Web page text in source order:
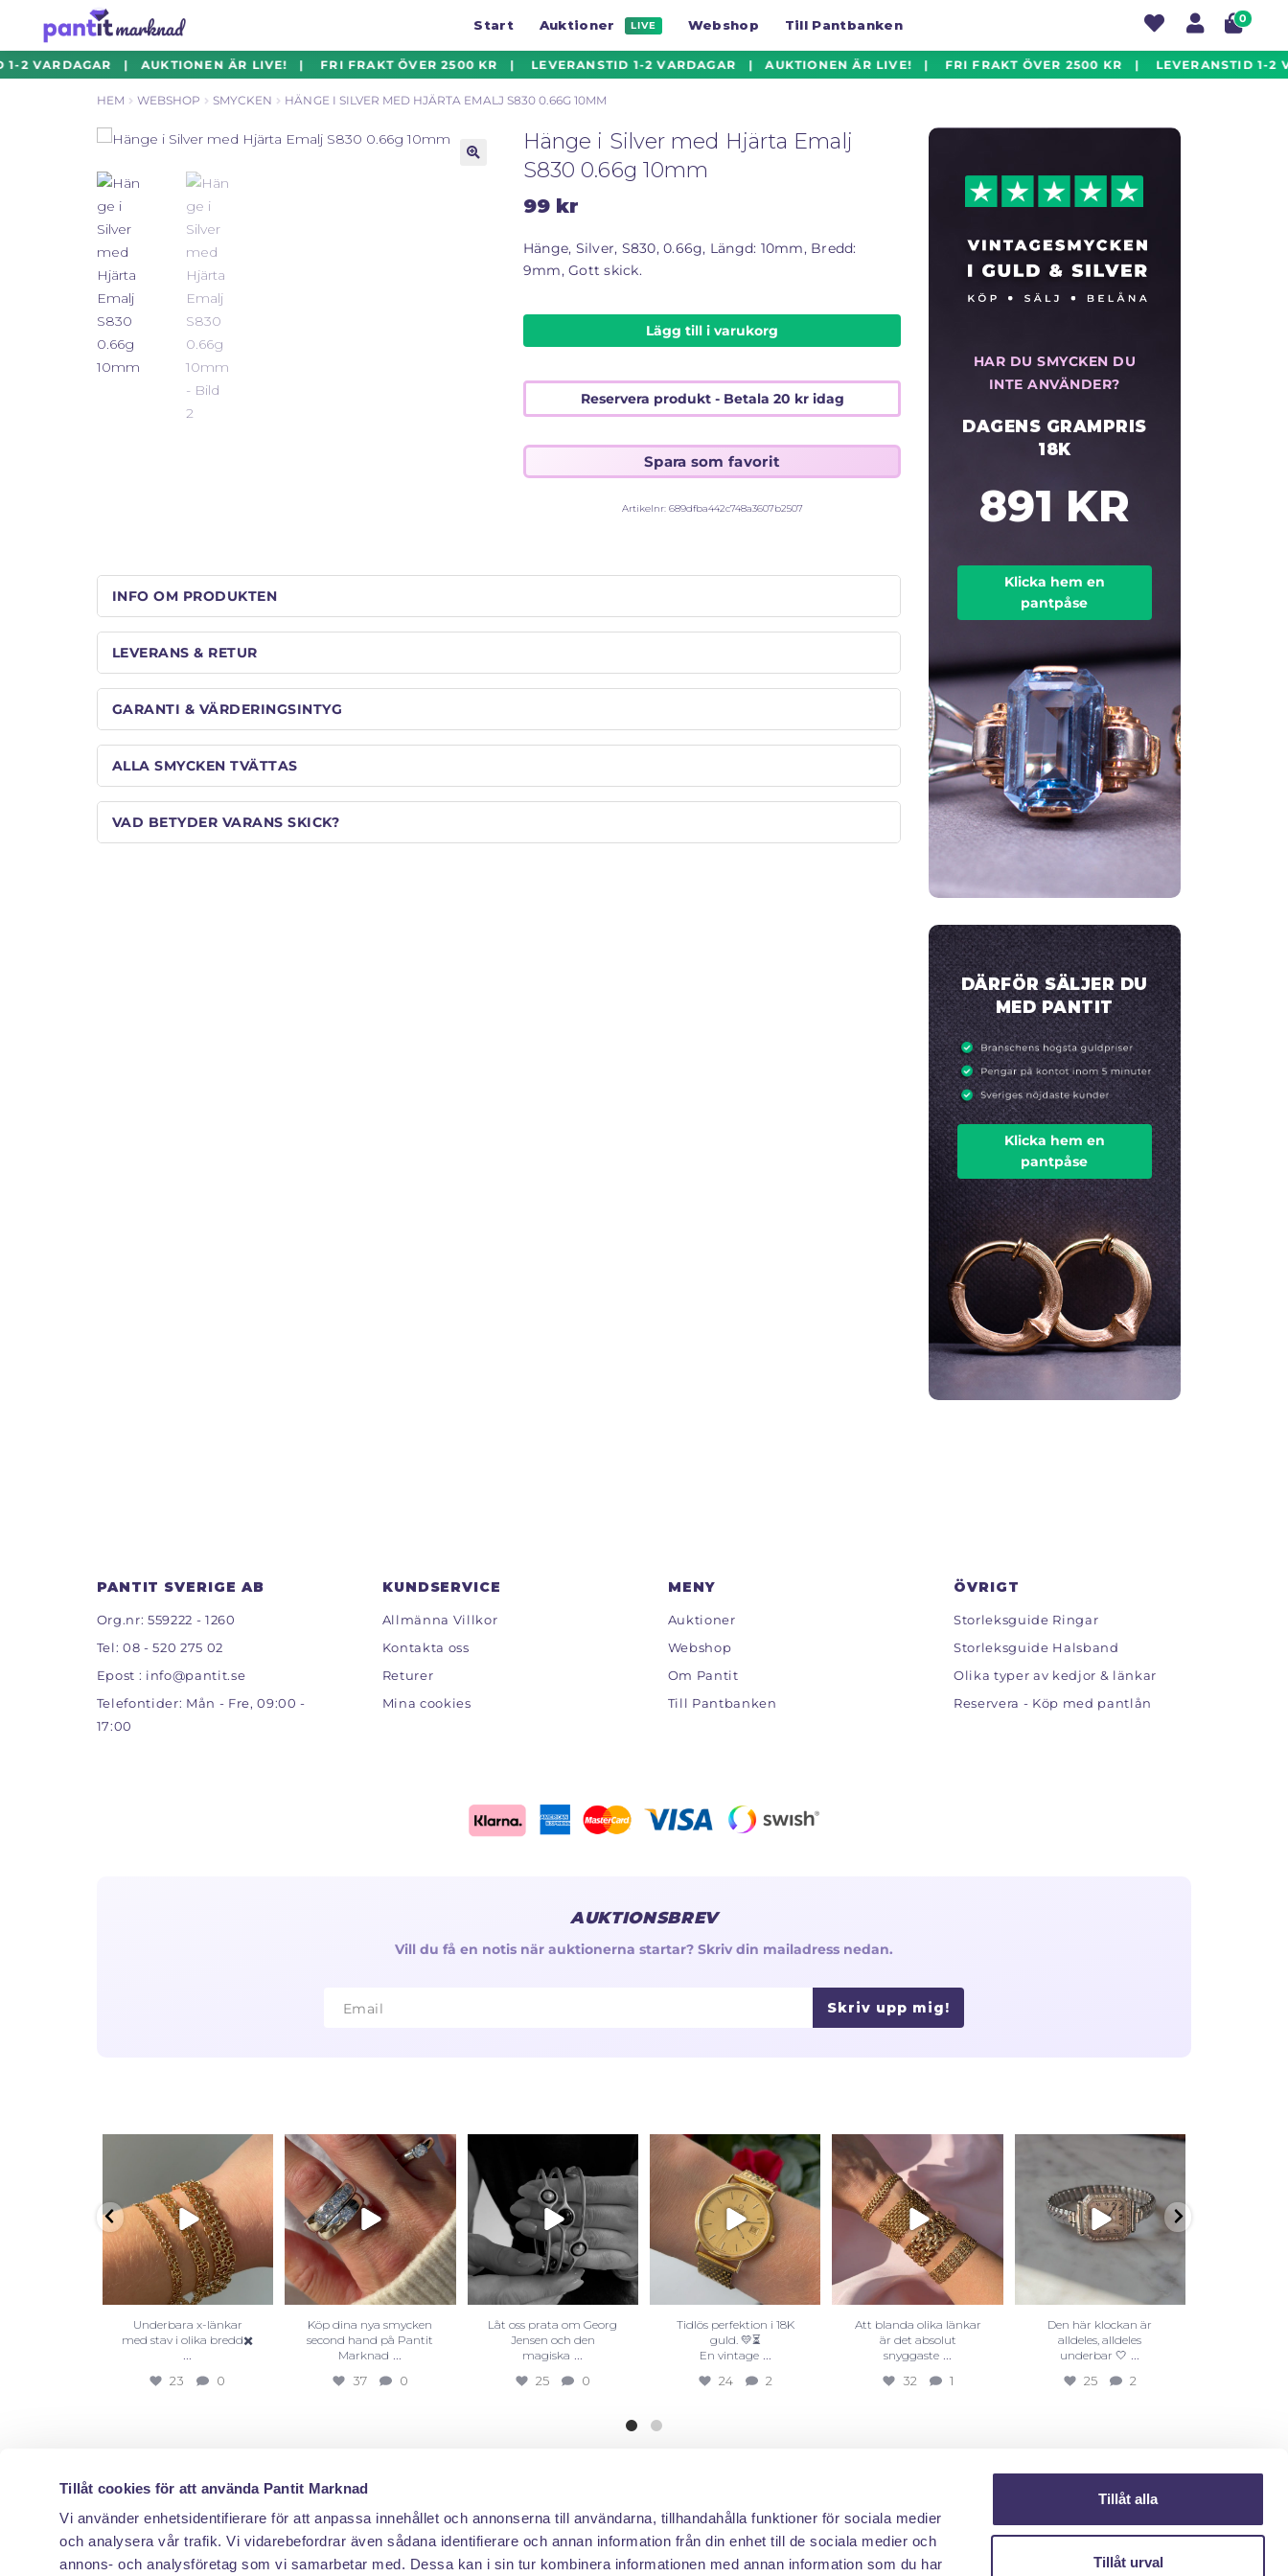
Tillåt cookies för att använda Pantit Marknad
Vi använder enhetsidentifierare för att anpassa innehållet och annonserna till användarna, tillhandahålla funktioner för sociala medier
och analysera vår trafik. Vi vidarebefordrar även sådana identifierare och annan information från din enhet till de sociala medier och
annons- och analysföretag som vi samarbetar med. Dessa kan i sin tur kombinera informationen med annan information som du har
Tillåt alla
Tillåt urval
Hoppa
till
navigering
Hoppa
till
innehåll
VARDAGAR | AUKTIONEN ÄR LIVE! | FRI FRAKT ÖVER 2500 KR | LEVERANSTID 1-2 VARDAGAR | AUKTIONEN ÄR LIVE! | FRI FRAKT ÖVER 2500 KR |
Start Auktioner LIVE Webshop Till Pantbanken 0
HEM WEBSHOP SMYCKEN HÄNGE I SILVER MED HJÄRTA EMALJ S830 0.66G 10MM
Hänge i Silver med Hjärta Emalj
S830 0.66g 10mm
99 kr
Hänge, Silver, S830, 0.66g, Längd: 10mm, Bredd:
9mm, Gott skick.
Lägg till i varukorg
Reservera produkt - Betala 20 kridag
Artikelnr: 689dfba442c748a3607b2507
INFO OM PRODUKTEN
LEVERANS & RETUR
GARANTI & VÄRDERINGSINTYG
ALLA SMYCKEN TVÄTTAS
VAD BETYDER VARANS SKICK?
HAR DU SMYCKEN DU
INTE ANVÄNDER?
DAGENS GRAMPRIS
18K
891 KR
Klicka hem en
pantpåse
DÄRFÖR SÄLJER DU
MED PANTIT
Klicka hem en
pantpåse
PANTIT SVERIGE AB
Org.nr: 559222 - 1260
Tel:08 - 520 275 02
Epost : info@pantit.se
Telefontider: Mån - Fre, 09:00 -
17:00
KUNDSERVICE
Allmänna Villkor
Kontakta oss
Returer
Mina cookies
MENY
Auktioner
Webshop
Om Pantit
Till Pantbanken
ÖVRIGT
Storleksguide Ringar
Storleksguide Halsband
Olika typer av kedjor & länkar
Reservera - Köp med pantlån
AUKTIONSBREV
Vill du få en notis när auktionerna startar? Skriv din mailadress nedan.
Email
Email Skriv upp mig!
Underbara x-länkar
med stav i olika bredd✖️
...
23 0
Köp dina nya smycken
second hand på Pantit
Marknad ...
37 0
Låt oss prata om Georg
Jensen och den
magiska ...
25 0
Tidlös perfektion i 18K
guld. 💛⏳
En vintage ...
24 2
Att blanda olika länkar
är det absolut
snyggaste ...
32 1
Den här klockan är
alldeles, alldeles
underbar 🤍 ...
25 2